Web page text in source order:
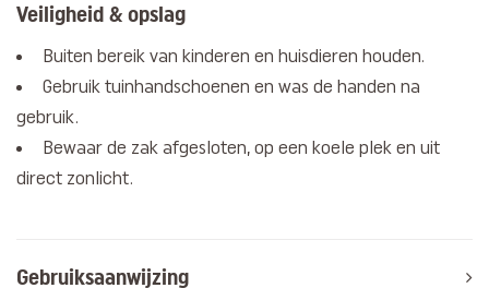
Veiligheid & opslag
Buiten bereik van kinderen en huisdieren houden.
Gebruik tuinhandschoenen en was de handen na
gebruik.
Bewaar de zak afgesloten, op een koele plek en uit
direct zonlicht.
Gebruiksaanwijzing